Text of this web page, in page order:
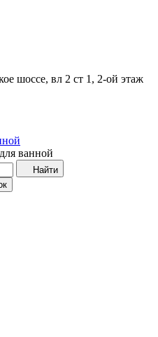
шоссе, вл 2 ст 1, 2-ой этаж
ванной
Найти